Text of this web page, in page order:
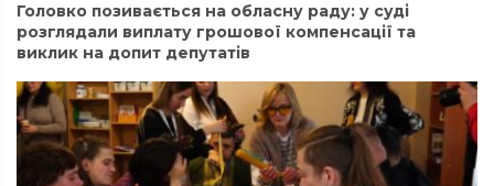
Головко позивається на обласну раду: у суді
розглядали виплату грошової компенсації та
виклик на допит депутатів